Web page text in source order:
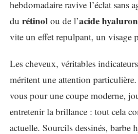
hebdomadaire ravive l’éclat sans
du rétinol ou de l’acide
vite un effet repulpant, un visage
Les cheveux, véritables
méritent une attention
vous pour une coupe moderne,
entretenir la brillance : tout cela
actuelle. Sourcils dessinés, barbe